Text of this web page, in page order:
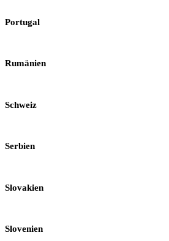
Portugal
Rumänien
Schweiz
Serbien
Slovakien
Slovenien